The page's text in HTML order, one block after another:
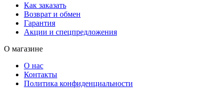
Как заказать
Возврат и обмен
Гарантия
Акции и спецпредложения
О магазине
О нас
Контакты
Политика конфиденциальности